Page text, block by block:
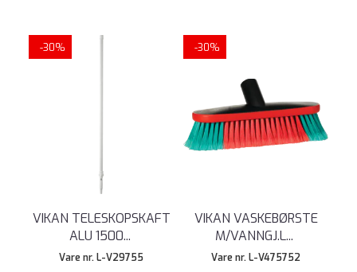
-30%
VIKAN TELESKOPSKAFT
ALU 1500...
Vare nr. L-V29755
-30%
VIKAN VASKEBØRSTE
M/VANNGJ.L...
Vare nr. L-V475752